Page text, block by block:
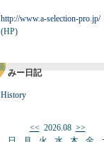
http://www.a-selection-pro.jp/
(HP)
みー日記
History
<<2026.08 >>